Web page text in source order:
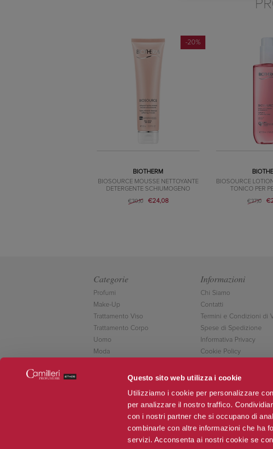
Questo sito web utilizza i cookie
Utilizziamo i cookie per personalizzare
per analizzare il nostro traffico.
con i nostri partner che si occupano di
combinarle con altre informazioni che ha
servizi. Acconsenta ai nostri cookie se
-20%
BIOTHERM
BIOSOURCE MOUSSE NETTOYANTE
DETERGENTE SCHIUMOGENO
€30,10 €24,08
BIOSOURCE
TONICO PER
€37,10
Categorie
Profumi
Make-Up
Trattamento Viso
Trattamento Corpo
Uomo
Moda
Informazioni
Chi Siamo
Contatti
Termini e Condizioni di
Spese di Spedizione
Informativa Privacy
Cookie Policy